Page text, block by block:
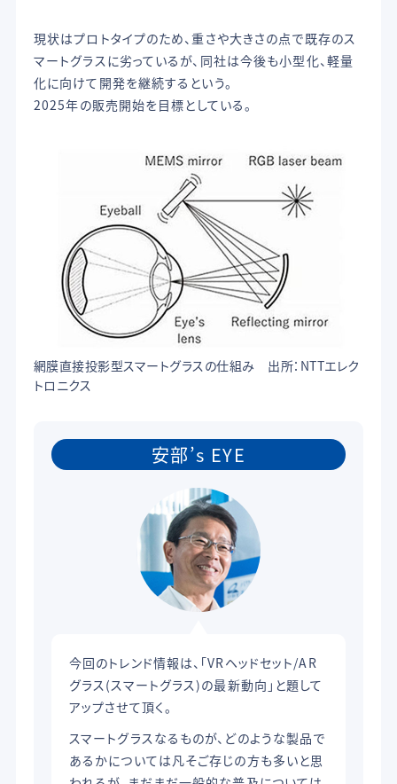
現状はプロトタイプのため、重さや大きさの点で既存のス
マートグラスに劣っているが、同社は今後も小型化、軽量
化に向けて開発を継続するという。
2025年の販売開始を目標としている。
網膜直接投影型スマートグラスの仕組み 出所：NTTエレク
トロニクス
安部’s EYE
今回のトレンド情報は、「VRヘッドセット/AR
グラス(スマートグラス)の最新動向」と題して
アップさせて頂く。
スマートグラスなるものが、どのような製品で
あるかについては凡そご存じの方も多いと思